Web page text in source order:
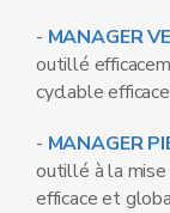
- MANAGER
outillé
cyclable
- MANAGER
outillé à la
efficace et